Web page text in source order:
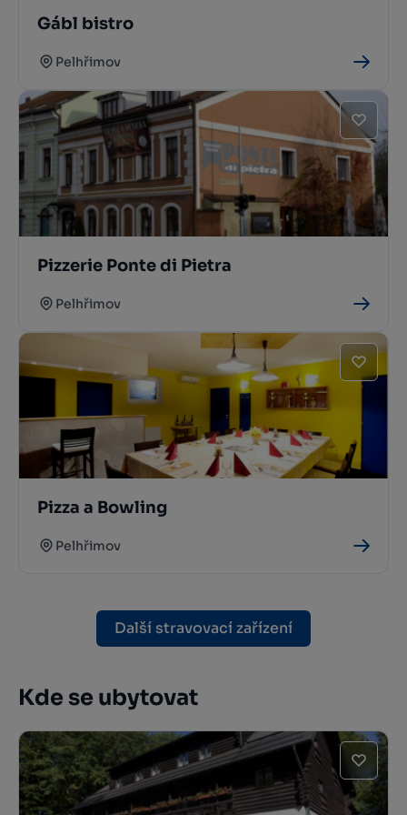
Gábl bistro
Pelhřimov
Pizzerie Ponte di Pietra
Pelhřimov
Pizza a Bowling
Pelhřimov
Další stravovací zařízení
Kde se ubytovat